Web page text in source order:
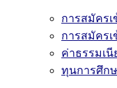
การสมัคร
การสมัคร
ค่าธรรมเ
ทุนการศึก